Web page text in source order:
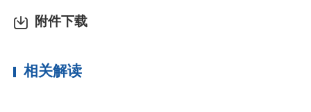
附件下载
相关解读